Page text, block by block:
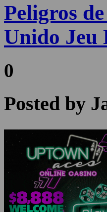
Peligros
Unido Jeu
0
Posted by